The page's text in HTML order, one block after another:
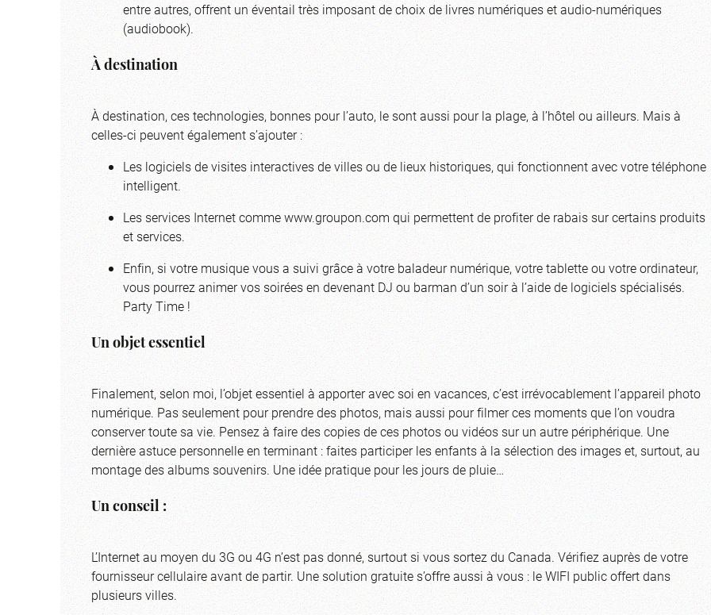
entre autres, offrent un éventail très imposant de choix de livres numériques et audio-numériques
(audiobook).
À destination
À destination, ces technologies, bonnes pour l’auto, le sont aussi pour la plage, à l’hôtel ou ailleurs. Mais à
celles-ci peuvent également s’ajouter :
Les logiciels de visites interactives de villes ou de lieux historiques, qui fonctionnent avec votre téléphone
intelligent.
Les services Internet comme www.groupon.com qui permettent de profiter de rabais sur certains produits
et services.
Enfin, si votre musique vous a suivi grâce à votre baladeur numérique, votre tablette ou votre ordinateur,
vous pourrez animer vos soirées en devenant DJ ou barman d’un soir à l’aide de logiciels spécialisés.
Party Time !
Un objet essentiel
Finalement, selon moi, l’objet essentiel à apporter avec soi en vacances, c’est irrévocablement l’appareil photo
numérique. Pas seulement pour prendre des photos, mais aussi pour filmer ces moments que l’on voudra
conserver toute sa vie. Pensez à faire des copies de ces photos ou vidéos sur un autre périphérique. Une
dernière astuce personnelle en terminant : faites participer les enfants à la sélection des images et, surtout, au
montage des albums souvenirs. Une idée pratique pour les jours de pluie…
Un conseil :
L’Internet au moyen du 3G ou 4G n’est pas donné, surtout si vous sortez du Canada. Vérifiez auprès de votre
fournisseur cellulaire avant de partir. Une solution gratuite s’offre aussi à vous : le WIFI public offert dans
plusieurs villes.